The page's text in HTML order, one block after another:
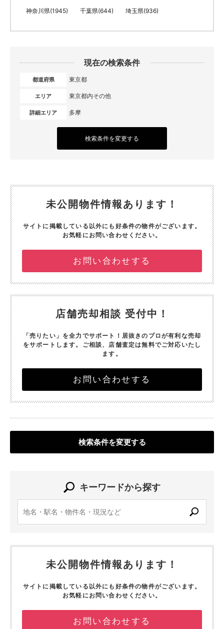
神奈川県(1945) 千葉県(644) 埼玉県(936)
現在の検索条件
都道府県 東京都
エリア 東京都内その他
詳細エリア 多摩
検索条件を変更する
未公開物件情報あります！
サイトに掲載している以外にも好条件の物件がございます。
お気軽にお問い合わせください。
お問い合わせする
店舗売却相談 受付中！
「売りたい」を全力でサポート！ 居抜きのプロが有利な売却
をサポートします。 ご相談、店舗査定は無料でご対応いたし
ます。
お問い合わせする
検索条件を変更する
キーワードから探す
未公開物件情報あります！
サイトに掲載している以外にも好条件の物件がございます。
お気軽にお問い合わせください。
お問い合わせする